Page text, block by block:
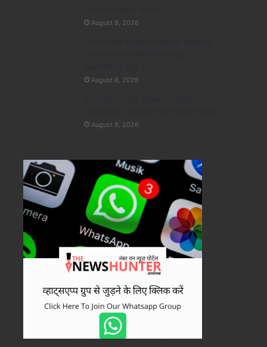
August 8, 2026
August 8, 2026
August 8, 2026